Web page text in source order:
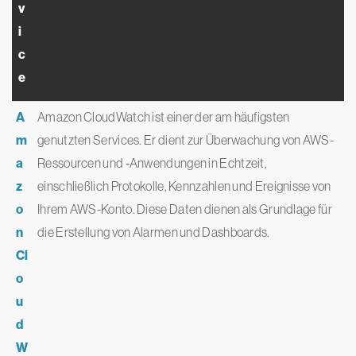
v
i
c
e
A
m
a
z
o
n
Cl
o
u
d
W
Amazon CloudWatch ist einer der am häufigsten
genutzten Services. Er dient zur Überwachung von AWS-
Ressourcen und ‑Anwendungen in Echtzeit,
einschließlich Protokolle, Kennzahlen und Ereignisse von
Ihrem AWS-Konto. Diese Daten dienen als Grundlage für
die Erstellung von Alarmen und Dashboards.